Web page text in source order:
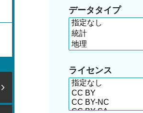
データタイプ
ライセンス